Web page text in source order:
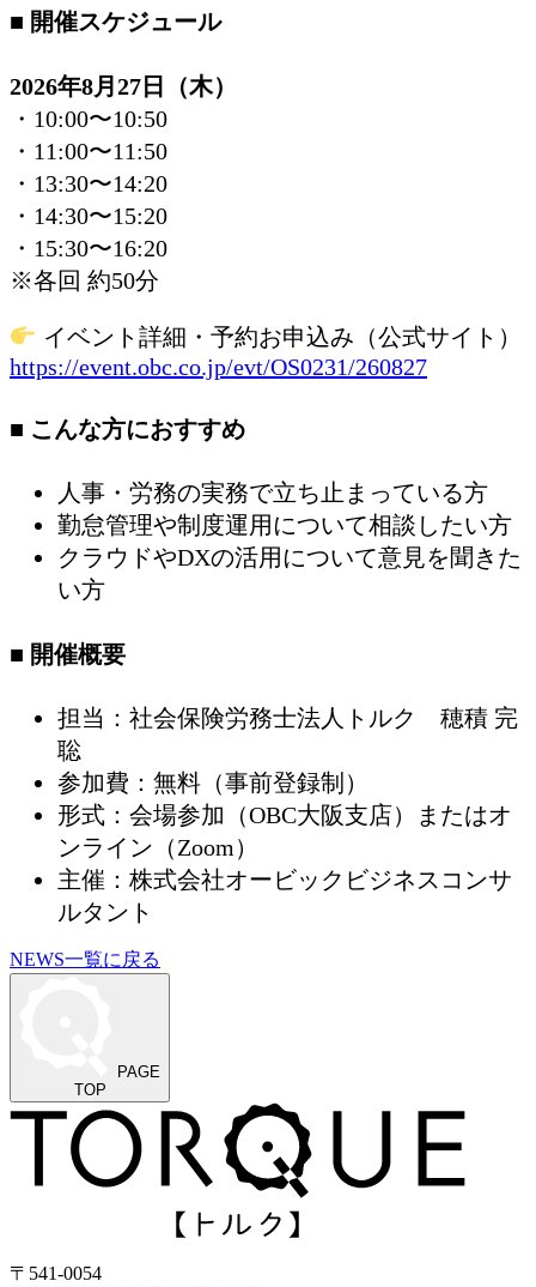
■ 開催スケジュール
2026年8月27日（木）
・10:00〜10:50
・11:00〜11:50
・13:30〜14:20
・14:30〜15:20
・15:30〜16:20
※各回 約50分
イベント詳細・予約お申込み（公式サイト）
https://event.obc.co.jp/evt/OS0231/260827
■ こんな方におすすめ
人事・労務の実務で立ち止まっている方
勤怠管理や制度運用について相談したい方
クラウドやDXの活用について意見を聞きた
い方
■ 開催概要
担当：社会保険労務士法人トルク 穂積 完
聡
参加費：無料（事前登録制）
形式：会場参加（OBC大阪支店）またはオ
ンライン（Zoom）
主催：株式会社オービックビジネスコンサ
ルタント
NEWS一覧に戻る
PAGE
TOP
〒541-0054